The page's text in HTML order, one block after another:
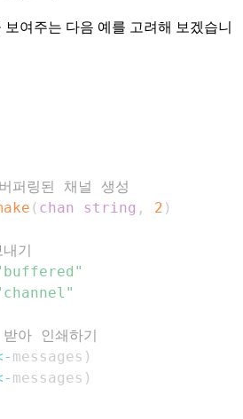
여주는 다음 예를 고려해 보겠습니
링된 채널 생성
( chan string , 2 )
기
아 인쇄하기
messages )
messages )